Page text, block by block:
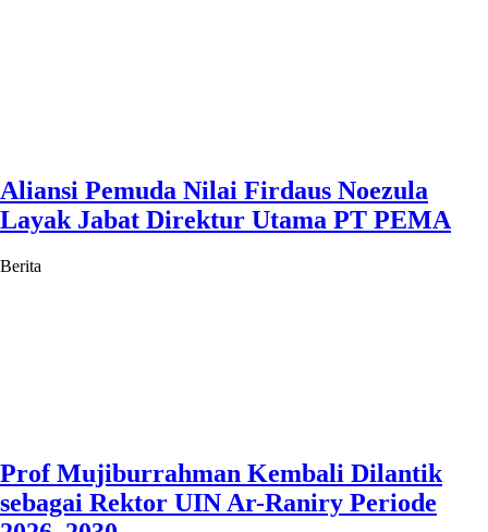
Aliansi Pemuda Nilai Firdaus Noezula
Layak Jabat Direktur Utama PT PEMA
Berita
Prof Mujiburrahman Kembali Dilantik
sebagai Rektor UIN Ar-Raniry Periode